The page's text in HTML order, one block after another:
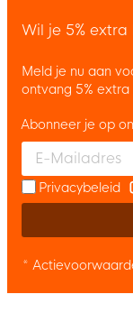
Wil je 5%
Meld je nu aan
ontvang 5%
Enter your email
Abonneer je op
Privacybeleid
*